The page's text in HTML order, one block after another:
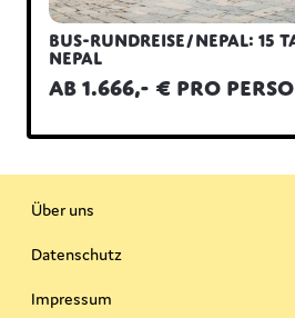
Bus-Rundreise/Nepal: 15
Nepal
ab 1.666,- € pro
Über uns
Datenschutz
Impressum